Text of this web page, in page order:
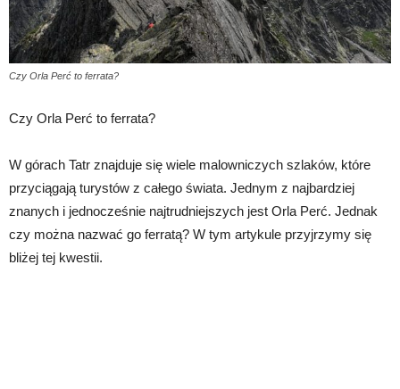
Czy Orla Perć to ferrata?
Czy Orla Perć to ferrata?
W górach Tatr znajduje się wiele malowniczych szlaków, które
przyciągają turystów z całego świata. Jednym z najbardziej
znanych i jednocześnie najtrudniejszych jest Orla Perć. Jednak
czy można nazwać go ferratą? W tym artykule przyjrzymy się
bliżej tej kwestii.